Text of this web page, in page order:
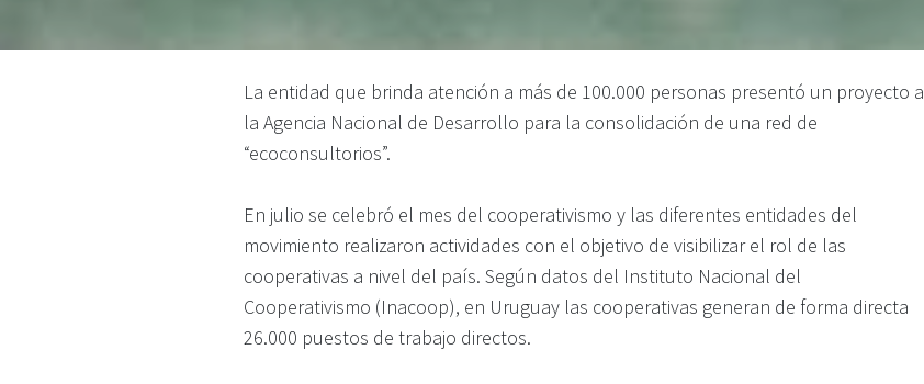
La entidad que brinda atención a más de 100.000 personas presentó un proyecto a
la Agencia Nacional de Desarrollo para la consolidación de una red de
“ecoconsultorios”.
En julio se celebró el mes del cooperativismo y las diferentes entidades del
movimiento realizaron actividades con el objetivo de visibilizar el rol de las
cooperativas a nivel del país. Según datos del Instituto Nacional del
Cooperativismo (Inacoop), en Uruguay las cooperativas generan de forma directa
26.000 puestos de trabajo directos.